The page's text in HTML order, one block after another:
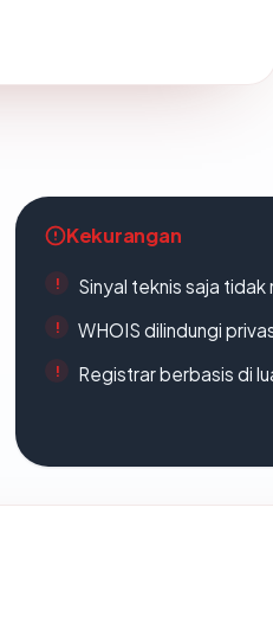
Kekurangan
Sinyal teknis saja
WHOIS dilindungi
Registrar berbasis di